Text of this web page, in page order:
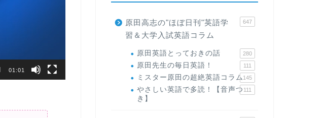
01:01
原田高志の"ほぼ日刊"英語学
習＆大学入試英語コラム
647
原田英語とっておきの話 280
原田先生の毎日英語！ 111
ミスター原田の超絶英語コラム145
やさしい英語で多読！【音声つ
き】
111